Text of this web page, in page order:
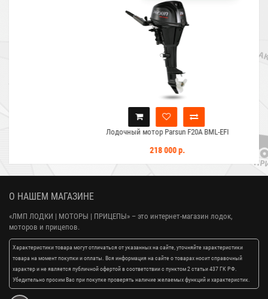
Лодочный мотор Parsun F20A BML-EFI
218 000 р.
О НАШЕМ МАГАЗИНЕ
«ЛМП ЛОДКИ | МОТОРЫ | ПРИЦЕПЫ» – это интернет-магазин лодок,
моторов и прицепов.
Характеристики товара могут отличаться от указанных на сайте, уточняйте характеристики
товара на момент покупки и оплаты. Вся информация на сайте о товарах носит справочный
характер и не является публичной офертой в соответствии с пунктом 2 статьи 437 ГК РФ.
Убедительно просим Вас при покупке проверять наличие желаемых функций и характеристик.